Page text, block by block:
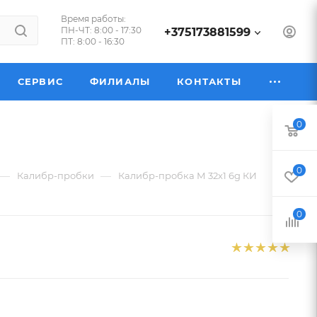
Время работы:
ПН-ЧТ: 8:00 - 17:30
ПТ: 8:00 - 16:30
+375173881599
СЕРВИС ФИЛИАЛЫ КОНТАКТЫ
— Калибр-пробки — Калибр-пробка М 32х1 6g КИ
0
0
0